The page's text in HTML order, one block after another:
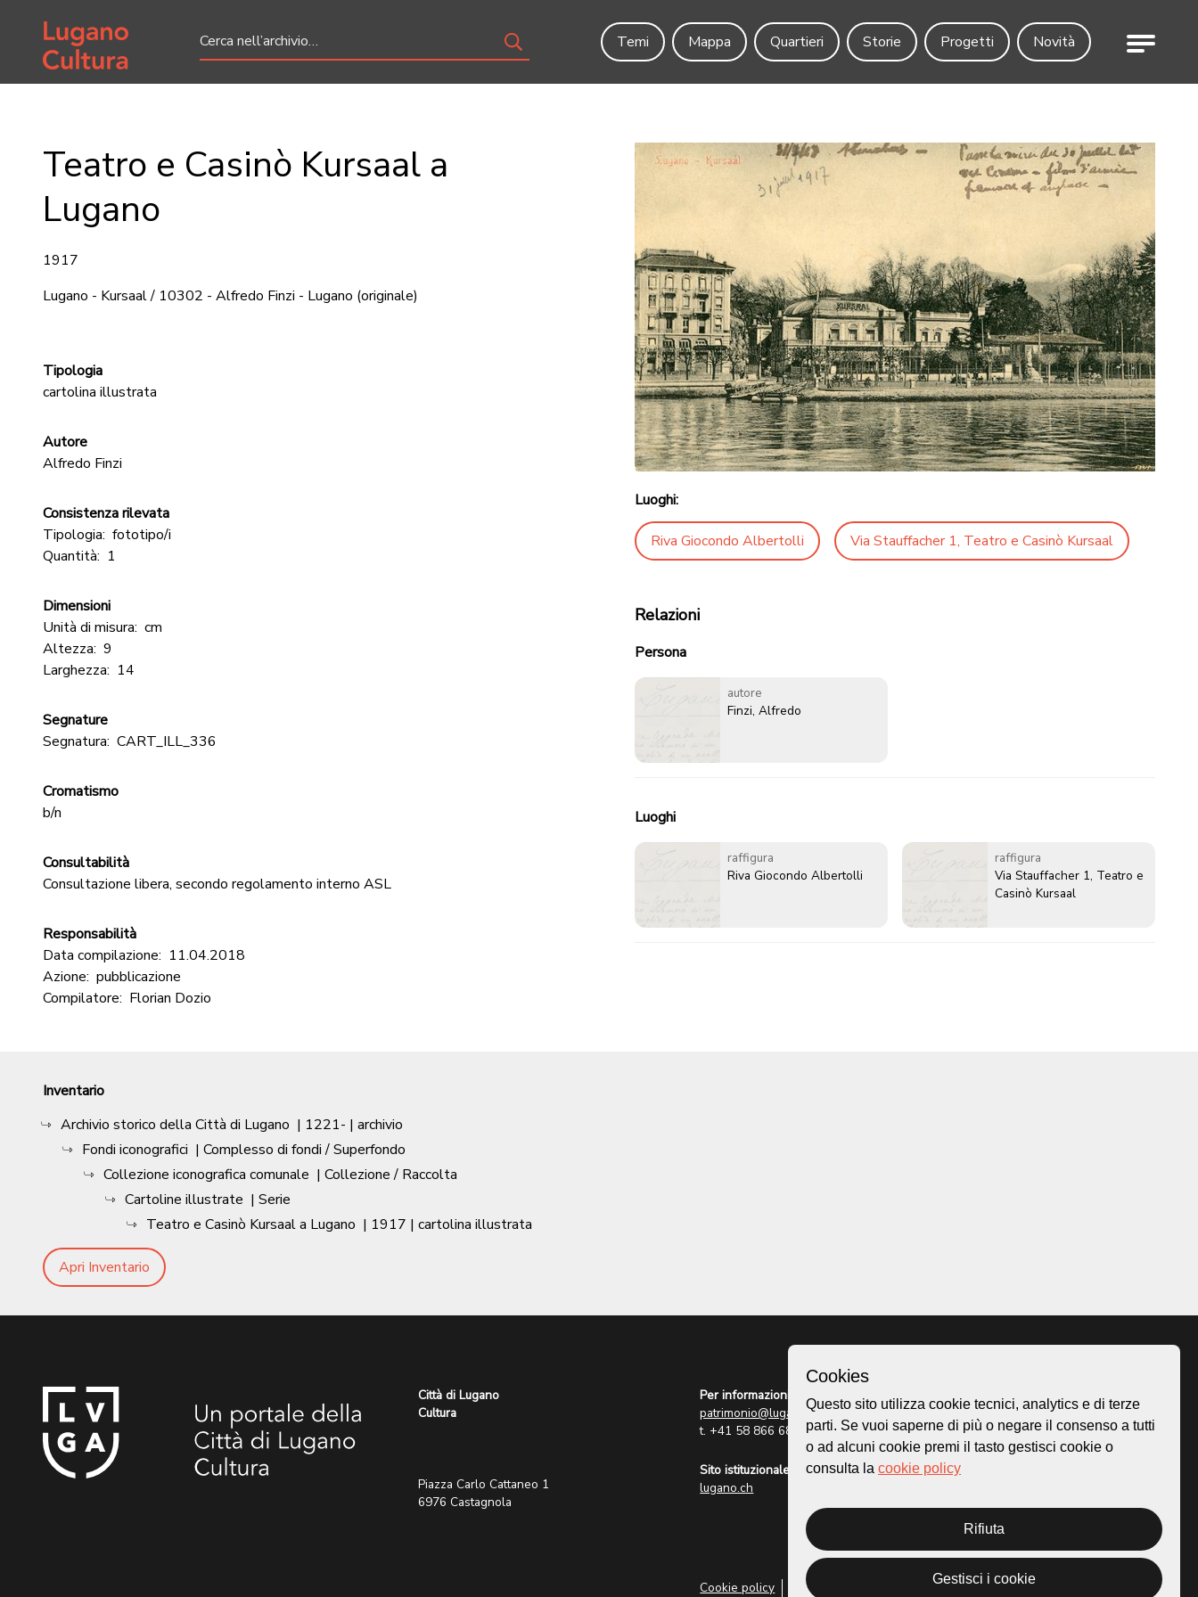
Home page
Temi
Mappa Quartieri Storie Progetti Novità Menu
Teatro e Casinò Kursaal a
Lugano
1917
Lugano - Kursaal / 10302 - Alfredo Finzi - Lugano (originale)
Tipologia
cartolina illustrata
Autore
Alfredo Finzi
Consistenza rilevata
Tipologia: fototipo/i
Quantità: 1
Dimensioni
Unità di misura: cm
Altezza: 9
Larghezza: 14
Segnature
Segnatura: CART_ILL_336
Cromatismo
b/n
Consultabilità
Consultazione libera, secondo regolamento interno ASL
Responsabilità
Data compilazione: 11.04.2018
Azione: pubblicazione
Compilatore: Florian Dozio
Luoghi:
Riva Giocondo Albertolli Via Stauffacher 1, Teatro e Casinò Kursaal
Relazioni
Persona
autore
Finzi, Alfredo
Luoghi
raffigura
Riva Giocondo Albertolli
raffigura
Via Stauffacher 1, Teatro e
Casinò Kursaal
Inventario
Archivio storico della Città di Lugano | 1221- | archivio
Fondi iconografici | Complesso di fondi / Superfondo
Collezione iconografica comunale | Collezione / Raccolta
Cartoline illustrate | Serie
Teatro e Casinò Kursaal a Lugano | 1917 | cartolina illustrata
Apri Inventario
Città di Lugano
Cultura
Piazza Carlo Cattaneo 1
6976 Castagnola
Per informazioni:
patrimonio@lugano.ch
t. +41 58 866 68 50
Sito istituzionale:
lugano.ch
Cookie policy Privacy Policy
Homepage
Mappa
Storie
Cookies
Questo sito utilizza cookie tecnici, analytics e di terze
parti. Se vuoi saperne di più o negare il consenso a tutti
o ad alcuni cookie premi il tasto gestisci cookie o
consulta la cookie policy
Rifiuta
Gestisci i cookie